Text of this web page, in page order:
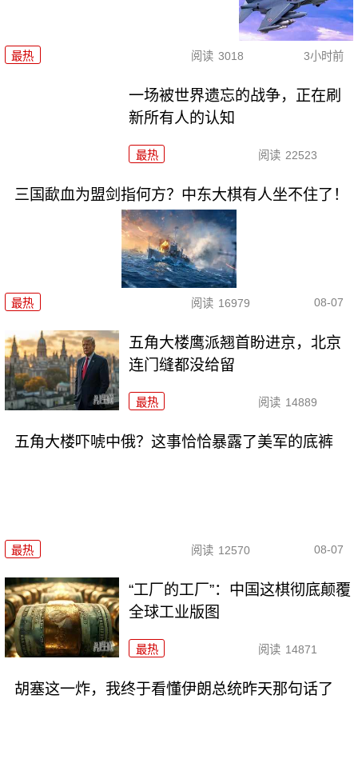
最热 阅读 3018 3小时前
一场被世界遗忘的战争，正在刷
新所有人的认知
最热 阅读 22523
三国歃血为盟剑指何方？中东大棋有人坐不住了！
最热 阅读 16979 08-07
五角大楼鹰派翘首盼进京，北京
连门缝都没给留
最热 阅读 14889
五角大楼吓唬中俄？这事恰恰暴露了美军的底裤
最热 阅读 12570 08-07
“工厂的工厂”：中国这棋彻底颠覆
全球工业版图
最热 阅读 14871
胡塞这一炸，我终于看懂伊朗总统昨天那句话了